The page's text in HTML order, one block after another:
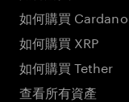
如何購買 Cardano
如何購買 XRP
如何購買 Tether
查看所有資產